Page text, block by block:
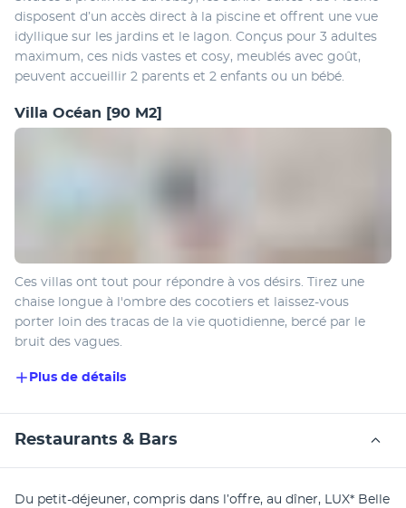
disposent d’un accès direct à la piscine et offrent une vue
idyllique sur les jardins et le lagon. Conçus pour 3 adultes
maximum, ces nids vastes et cosy, meublés avec goût,
peuvent accueillir 2 parents et 2 enfants ou un bébé.
Villa Océan [90 M2]
Ces villas ont tout pour répondre à vos désirs. Tirez une
chaise longue à l'ombre des cocotiers et laissez-vous
porter loin des tracas de la vie quotidienne, bercé par le
bruit des vagues.
Plus de détails
Restaurants & Bars
Du petit-déjeuner, compris dans l’offre, au dîner, LUX* Belle